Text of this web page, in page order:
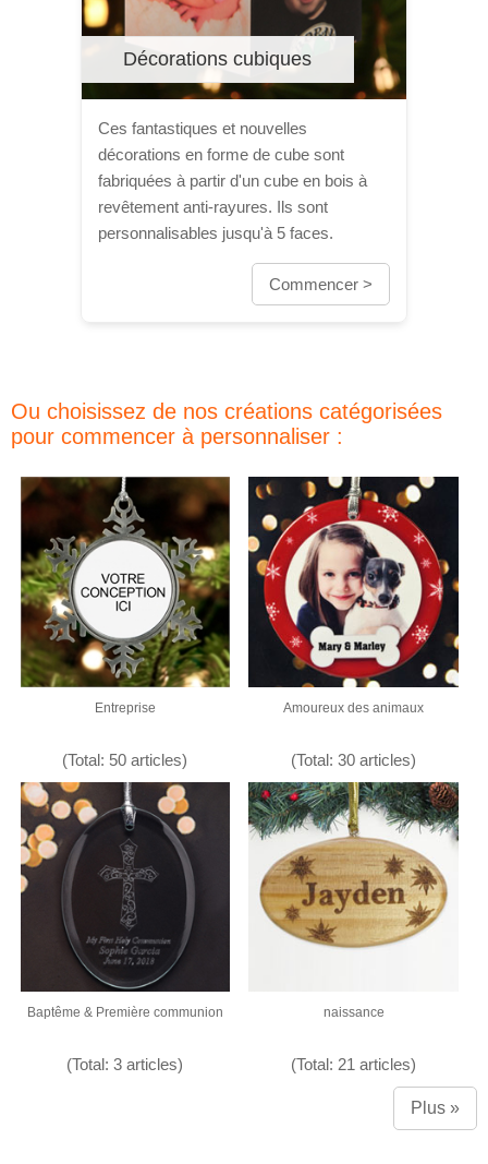
Décorations cubiques
Ces fantastiques et nouvelles
décorations en forme de cube sont
fabriquées à partir d'un cube en bois à
revêtement anti-rayures. Ils sont
personnalisables jusqu'à 5 faces.
Commencer >
Ou choisissez de nos créations catégorisées
pour commencer à personnaliser :
Entreprise
(Total: 50 articles)
Amoureux des animaux
(Total: 30 articles)
Baptême & Première communion
(Total: 3 articles)
naissance
(Total: 21 articles)
Plus »